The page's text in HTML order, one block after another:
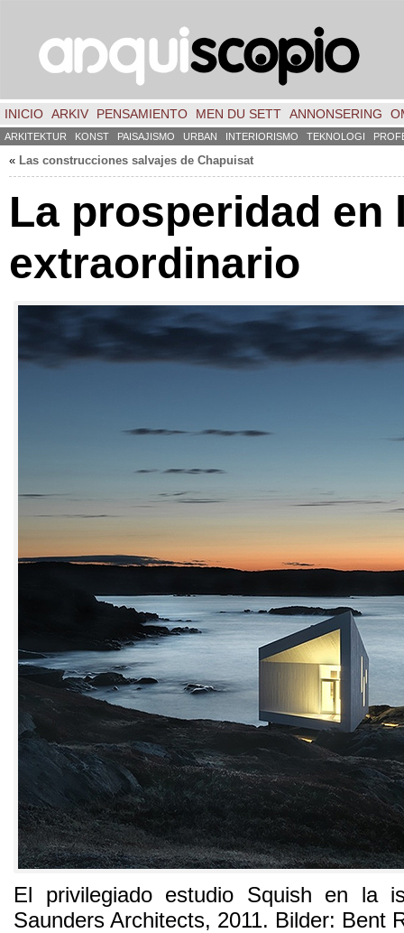
INICIO ARKIV PENSAMIENTO MEN DU SETT ANNONSERING
ARKITEKTUR KONST PAISAJISMO URBAN INTERIORISMO TEKNOLOGI
« Las construcciones salvajes de Chapuisat
La prosperidad en
extraordinario
El privilegiado estudio Squish en la
Saunders Architects, 2011. Bilder: Bent